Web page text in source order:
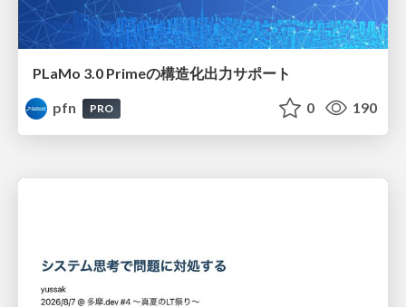
PLaMo 3.0 Primeの構造化出力サポート
pfn
PRO 0 190